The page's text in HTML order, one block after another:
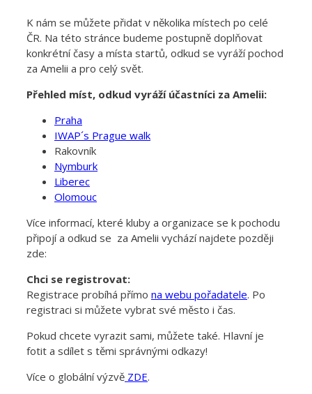
K nám se můžete přidat v několika místech po celé
ČR. Na této stránce budeme postupně doplňovat
konkrétní časy a místa startů, odkud se vyráží pochod
za Amelii a pro celý svět.
Přehled míst, odkud vyráží účastníci za Amelii:
Praha
IWAP´s Prague walk
Rakovník
Nymburk
Liberec
Olomouc
Více informací, které kluby a organizace se k pochodu
připojí a odkud se za Amelii vychází najdete později
zde:
Chci se registrovat:
Registrace probíhá přímo na webu pořadatele. Po
registraci si můžete vybrat své město i čas.
Pokud chcete vyrazit sami, můžete také. Hlavní je
fotit a sdílet s těmi správnými odkazy!
Více o globální výzvě ZDE.